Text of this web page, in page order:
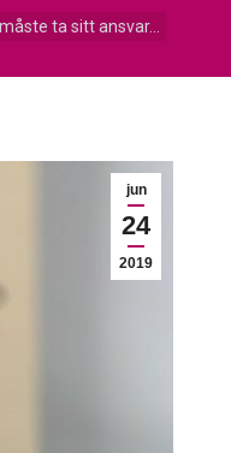
ta sitt ansvar…
jun
24
2019